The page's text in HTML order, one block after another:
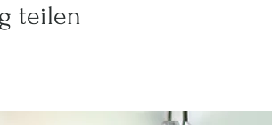
teilen